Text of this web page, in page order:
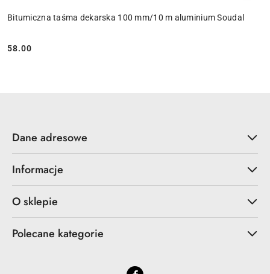
Bitumiczna taśma dekarska 100 mm/10 m aluminium Soudal
Cena:
58.00
Dane adresowe
Informacje
O sklepie
Polecane kategorie